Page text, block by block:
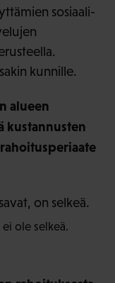
sosiaali-
kunnille.
alueen
kustannusten
on selkeä.
ole selkeä.